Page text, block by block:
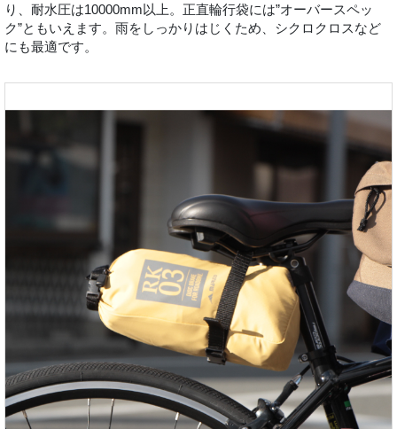
り、耐水圧は10000mm以上。正直輪行袋には”オーバースペッ
ク”ともいえます。雨をしっかりはじくため、シクロクロスなど
にも最適です。